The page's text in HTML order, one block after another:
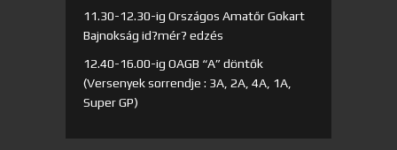
11.30-12.30-ig Országos Amatőr Gokart
Bajnokság id?mér? edzés
12.40-16.00-ig OAGB “A” döntők
(Versenyek sorrendje : 3A, 2A, 4A, 1A,
Super GP)